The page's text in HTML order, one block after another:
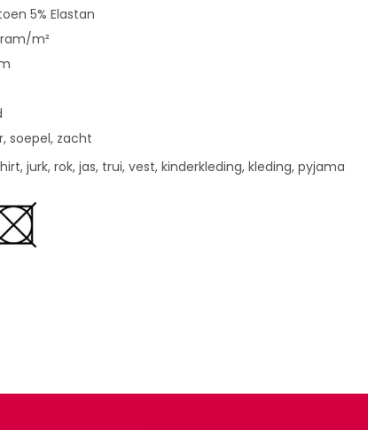
5% Elastan
m²
soepel, zacht
jurk, rok, jas, trui, vest, kinderkleding, kleding, pyjama